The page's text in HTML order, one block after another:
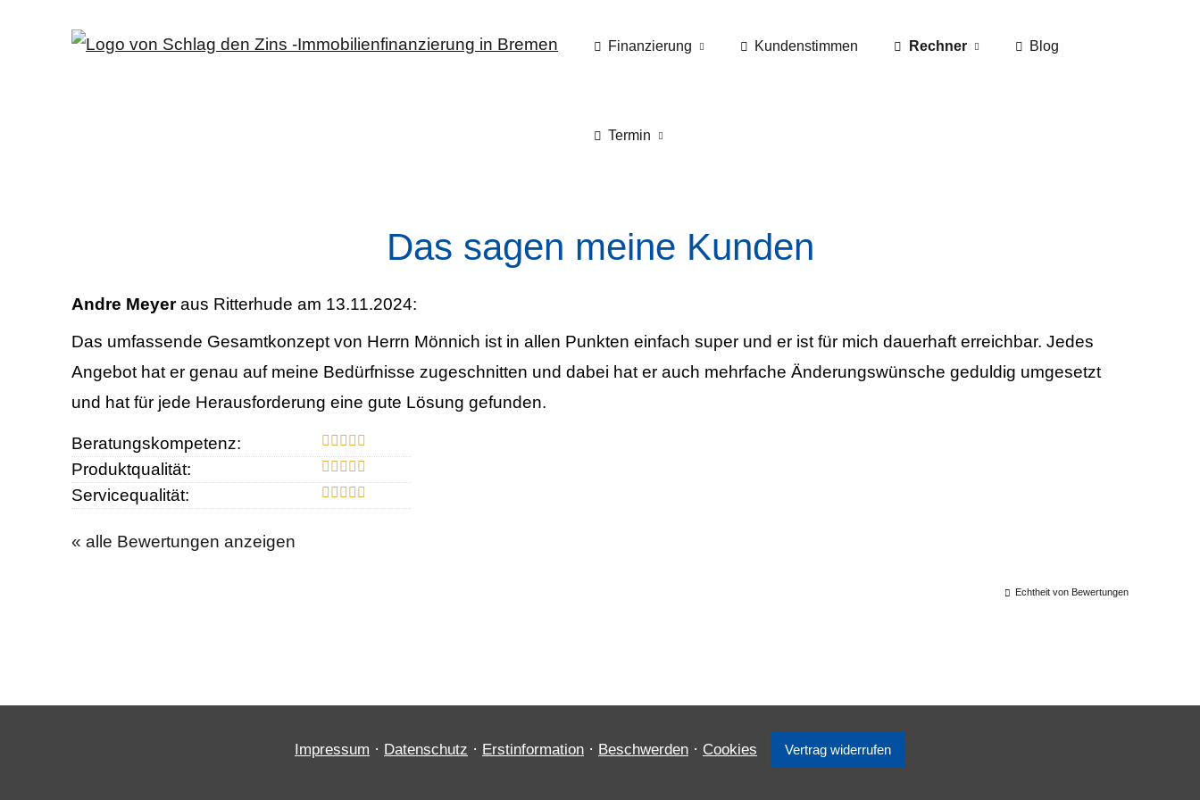
Finanzierung Kundenstimmen Rechner Blog
Termin
Das sagen meine Kunden
Andre Meyeraus Ritterhude am 13.11.2024:
Das umfassende Gesamtkonzept von Herrn Mönnich ist in allen Punkten einfach super und er ist für mich dauerhaft erreichbar. Jedes
Angebot hat er genau auf meine Bedürfnisse zugeschnitten und dabei hat er auch mehrfache Änderungswünsche geduldig umgesetzt
und hat für jede Herausforderung eine gute Lösung gefunden.
Beratungskompetenz:
Produktqualität:
Servicequalität:
« alle Bewertungen anzeigen
Echtheit von Bewertungen
Impressum · Datenschutz · Erstinformation · Beschwerden · Cookies Vertrag widerrufen